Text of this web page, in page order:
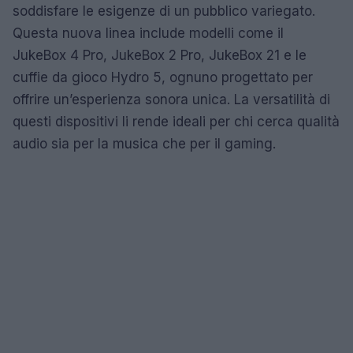
soddisfare le esigenze di un pubblico variegato.
Questa nuova linea include modelli come il
JukeBox 4 Pro, JukeBox 2 Pro, JukeBox 21 e le
cuffie da gioco Hydro 5, ognuno progettato per
offrire un’esperienza sonora unica. La versatilità di
questi dispositivi li rende ideali per chi cerca qualità
audio sia per la musica che per il gaming.